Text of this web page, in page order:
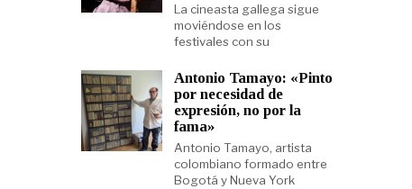
La cineasta gallega sigue
moviéndose en los
festivales con su
Antonio Tamayo: «Pinto
por necesidad de
expresión, no por la
fama»
Antonio Tamayo, artista
colombiano formado entre
Bogotá y Nueva York